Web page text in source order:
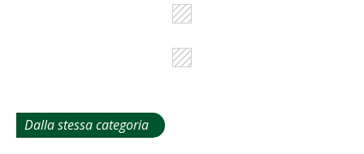
Dalla stessa categoria